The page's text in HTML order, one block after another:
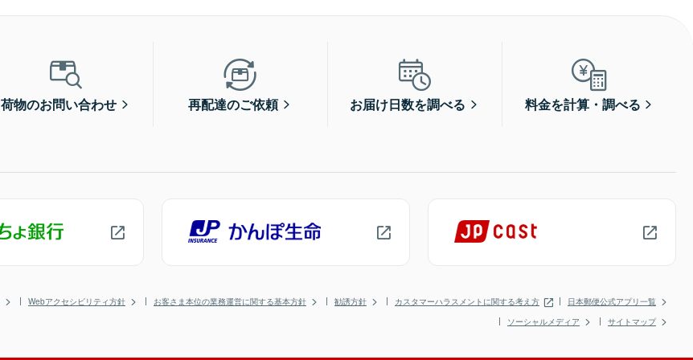
荷物のお問い合わせ 再配達のご依頼 お届け日数を調べる 料金を計算・調べる
Webアクセシビリティ方針 お客さま本位の業務運営に関する基本方針 勧誘方針 カスタマーハラスメントに関する考え方
日本郵便公式アプリ一覧
ソーシャルメディア
サイトマップ